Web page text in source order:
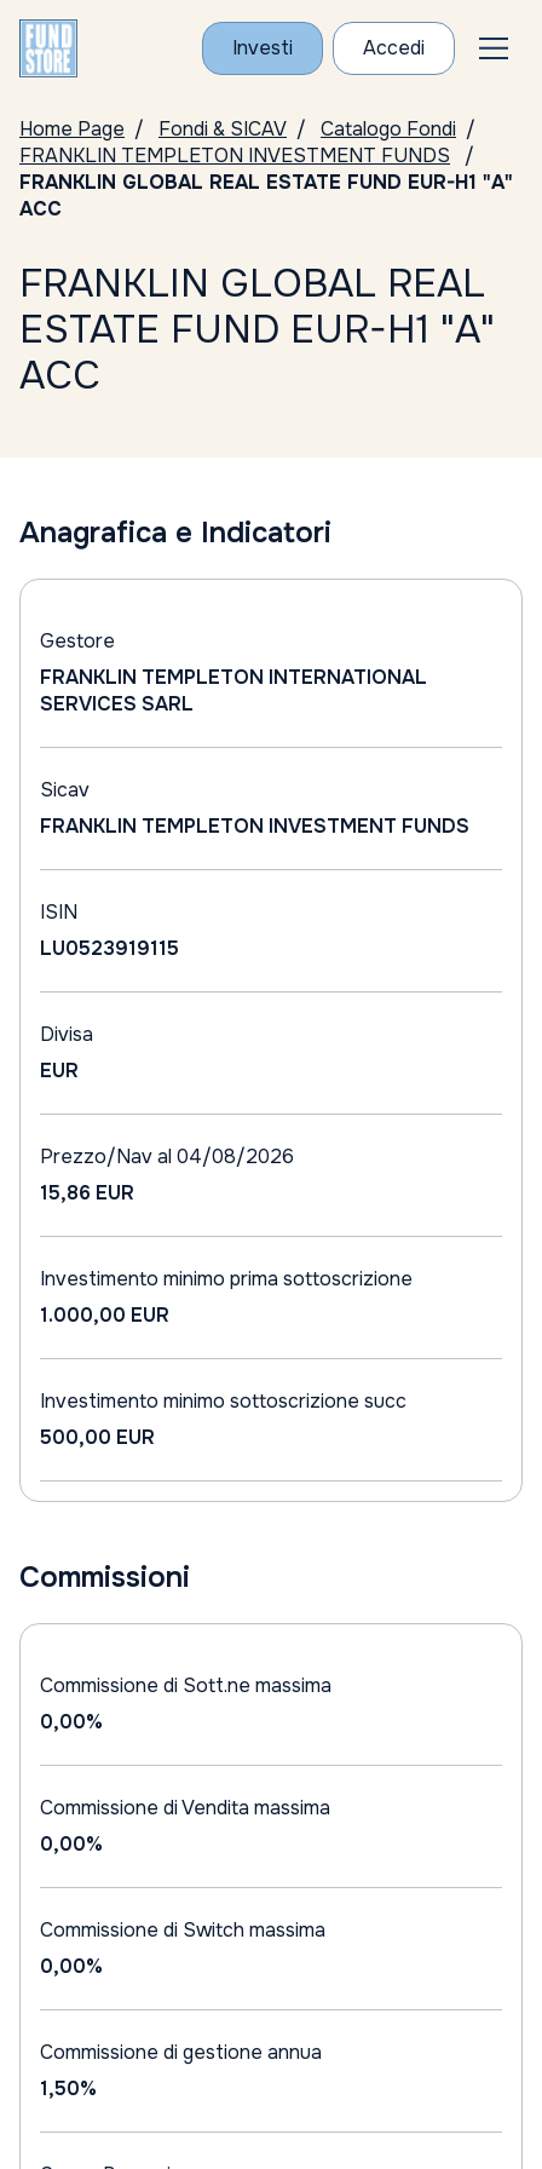
Investi Accedi
Home Page Fondi & SICAV
Catalogo Fondi
FRANKLIN TEMPLETON INVESTMENT FUNDS
FRANKLIN GLOBAL REAL ESTATE FUND EUR-H1 "A"
ACC
FRANKLIN GLOBAL REAL
ESTATE FUND EUR-H1 "A"
ACC
Anagrafica e Indicatori
Gestore
FRANKLIN TEMPLETON INTERNATIONAL
SERVICES SARL
Sicav
FRANKLIN TEMPLETON INVESTMENT FUNDS
ISIN
LU0523919115
Divisa
EUR
Prezzo/Nav al 04/08/2026
15,86 EUR
Investimento minimo prima sottoscrizione
1.000,00 EUR
Investimento minimo sottoscrizione succ
500,00 EUR
Commissioni
Commissione di Sott.ne massima
0,00%
Commissione di Vendita massima
0,00%
Commissione di Switch massima
0,00%
Commissione di gestione annua
1,50%